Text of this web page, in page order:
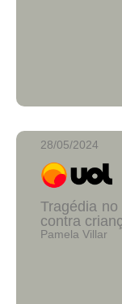
28/05/2024
Tragédia
contra
Pamela Villar